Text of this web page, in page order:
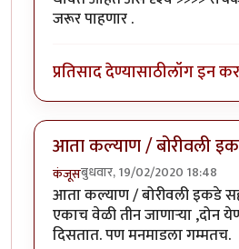
जरूर पाहणार .
प्रतिसाद देण्यासाठीलॉग इन
आता कल्याण / बोरीवली
कंजूसबुधवार, 19/02/2020 18:48
आता कल्याण / बोरीवली इकडे
एकाच वेळी तीन जाणाऱ्या ,दोन
दिसतात. पण मनमाडला गम्मतच.